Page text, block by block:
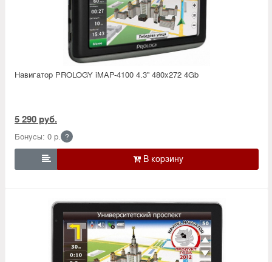
Навигатор PROLOGY iMAP-4100 4.3'' 480x272 4Gb
5 290 руб.
Бонусы: 0 р. ?
